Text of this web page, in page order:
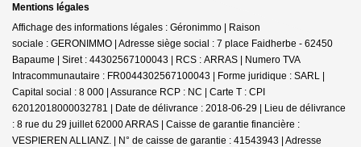
Mentions légales
Affichage des informations légales : Géronimmo | Raison
sociale : GERONIMMO | Adresse siège social : 7 place Faidherbe - 62450
Bapaume | Siret : 44302567100043 | RCS : ARRAS | Numero TVA
Intracommunautaire : FR0044302567100043 | Forme juridique : SARL |
Capital social : 8 000 | Assurance RCP : NC | Carte T : CPI
62012018000032781 | Date de délivrance : 2018-06-29 | Lieu de délivrance
: 8 rue du 29 juillet 62000 ARRAS | Caisse de garantie financière :
VESPIEREN ALLIANZ. | N° de caisse de garantie : 41543943 | Adresse